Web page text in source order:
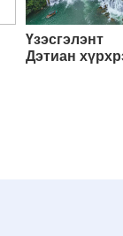
Үзэсгэлэнт
Дэтиан